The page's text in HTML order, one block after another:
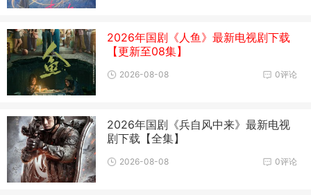
2026年国剧《人鱼》最新电视剧下载
【更新至08集】
0评论
2026-08-08
2026年国剧《兵自风中来》最新电视
剧下载【全集】
0评论
2026-08-08